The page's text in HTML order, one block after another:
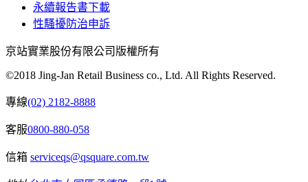
永續報告書下載
性騷擾防治申訴
京站實業股份有限公司版權所有
©2018 Jing-Jan Retail Business co., Ltd. All Rights Reserved.
專線(02) 2182-8888
客服0800-880-058
信箱 serviceqs@qsquare.com.tw